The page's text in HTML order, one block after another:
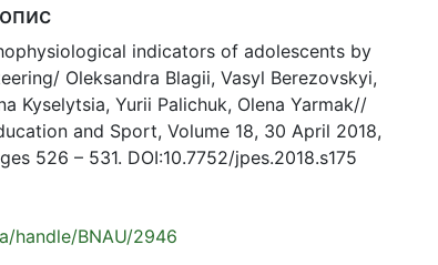
indicators of adolescents by
Oleksandra Blagii, Vasyl Berezovskyi,
Kyselytsia, Yurii Palichuk, Olena Yarmak//
and Sport, Volume 18, 30 April 2018,
526 – 531. DOI:10.7752/jpes.2018.s175
handle/BNAU/2946